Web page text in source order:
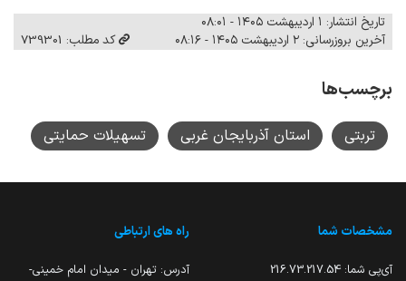
تاریخ انتشار: ۱ اردیبهشت ۱۴۰۵ - ۰۸:۰۱
آخرین بروزرسانی: ۲ اردیبهشت ۱۴۰۵ - ۰۸:۱۶
کد مطلب: 739301
برچسب‌ها
تربتی استان آذربایجان غربی تسهیلات حمایتی
مشخصات شما
آی‌پی شما: 216.73.217.54
راه های ارتباطی
آدرس: تهران - میدان امام خمینی-